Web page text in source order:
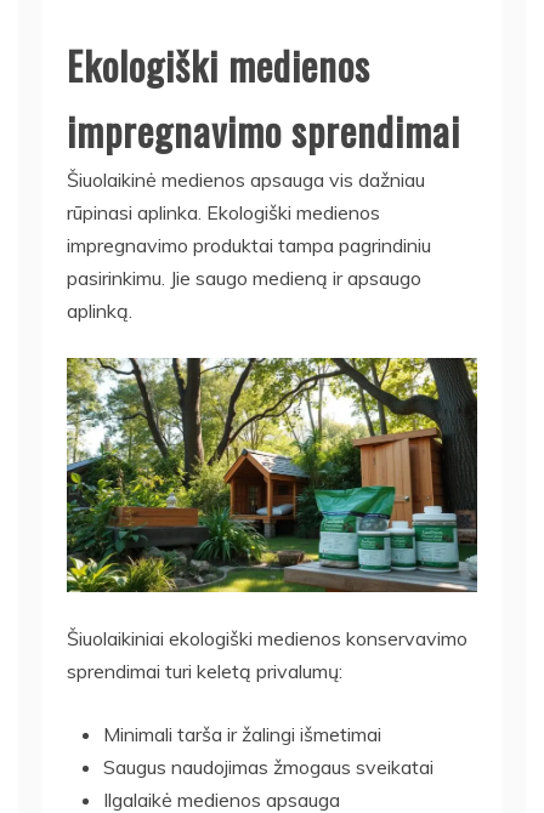
Ekologiški medienos
impregnavimo sprendimai
Šiuolaikinė medienos apsauga vis dažniau
rūpinasi aplinka. Ekologiški medienos
impregnavimo produktai tampa pagrindiniu
pasirinkimu. Jie saugo medieną ir apsaugo
aplinką.
Šiuolaikiniai ekologiški medienos konservavimo
sprendimai turi keletą privalumų:
Minimali tarša ir žalingi išmetimai
Saugus naudojimas žmogaus sveikatai
Ilgalaikė medienos apsauga